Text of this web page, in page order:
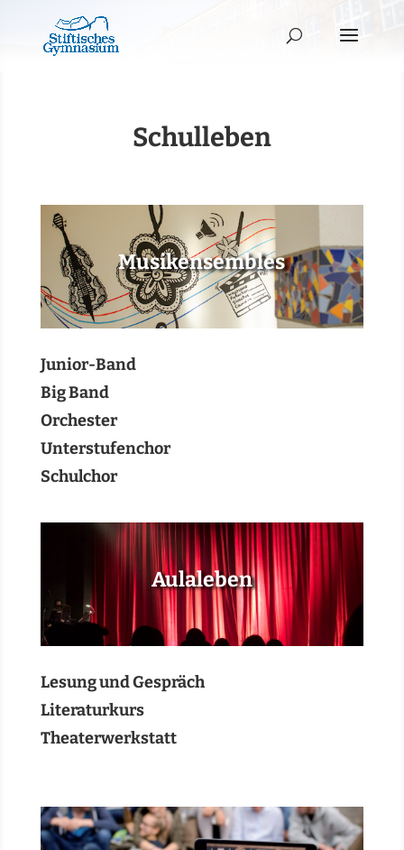
Schulleben
Musikensembles
Junior-Band
Big Band
Orchester
Unterstufenchor
Schulchor
Aulaleben
Lesung und Gespräch
Literaturkurs
Theaterwerkstatt